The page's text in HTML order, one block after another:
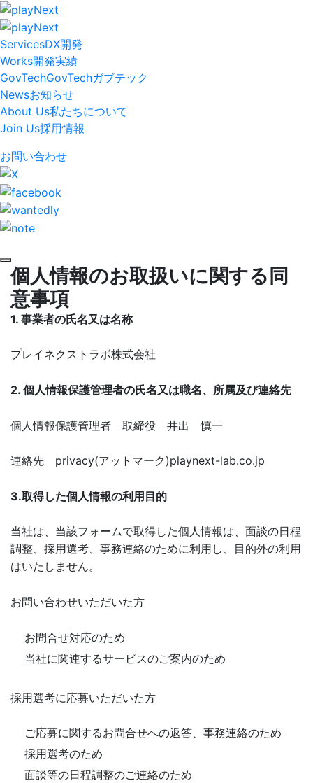
ServicesDX開発
Works開発実績
GovTechGovTechガブテック
Newsお知らせ
About Us私たちについて
Join Us採用情報
お問い合わせ
個人情報のお取扱いに関する同
意事項
1. 事業者の氏名又は名称
プレイネクストラボ株式会社
2. 個人情報保護管理者の氏名又は職名、所属及び連絡先
個人情報保護管理者 取締役 井出 慎一
連絡先 privacy(アットマーク)playnext-lab.co.jp
3.取得した個人情報の利用目的
当社は、当該フォームで取得した個人情報は、面談の日程
調整、採用選考、事務連絡のために利用し、目的外の利用
はいたしません。
お問い合わせいただいた方
お問合せ対応のため
当社に関連するサービスのご案内のため
採用選考に応募いただいた方
ご応募に関するお問合せへの返答、事務連絡のため
採用選考のため
面談等の日程調整のご連絡のため